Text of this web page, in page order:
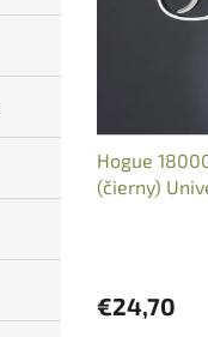
Hogue
(čierny)
€24,70